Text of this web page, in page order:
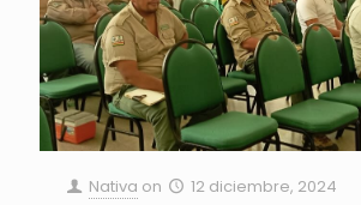
Nativa on
12 diciembre, 2024